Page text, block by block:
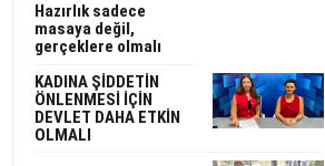
Hazırlık sadece
masaya değil,
gerçeklere olmalı
KADINA ŞİDDETİN
ÖNLENMESİ İÇİN
DEVLET DAHA ETKİN
OLMALI